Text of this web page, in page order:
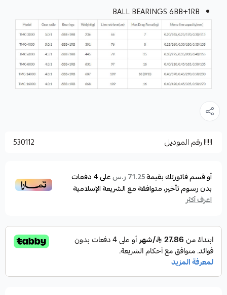
BALL BEARINGS 6BB+1RB
رقم الموديل 530112
أو قسم فاتورتك بقيمة71.25 ر.س على4دفعات
بدون رسوم تأخير، متوافقة مع الشريعة الإسلامية
اعرف أكثر